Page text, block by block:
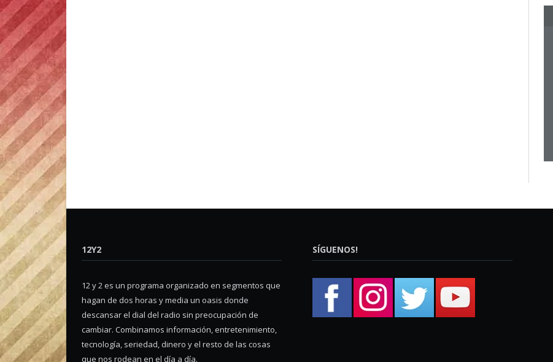
12Y2
12 y 2 es un programa organizado en segmentos que
hagan de dos horas y media un oasis donde
descansar el dial del radio sin preocupación de
cambiar. Combinamos información, entretenimiento,
tecnología, seriedad, dinero y el resto de las cosas
que nos rodean en el día a día.
SÍGUENOS!